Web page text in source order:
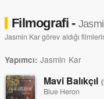
Filmografi -
Jasmin Kar görev aldığı
Yapımcı: Jasmin Kar
Mavi Balıkçıl
Blue Heron